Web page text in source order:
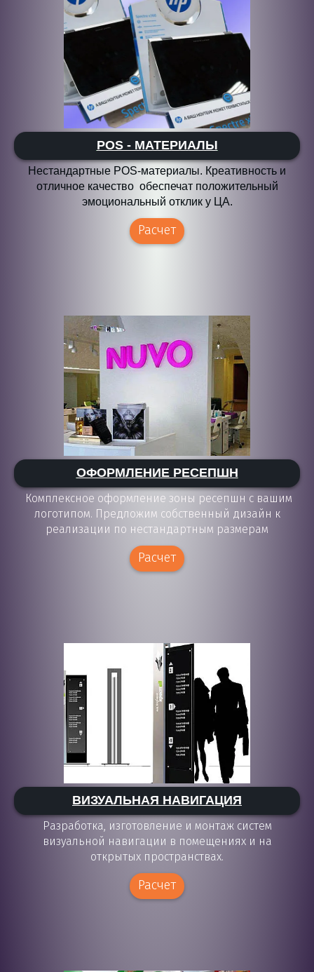
POS - МАТЕРИАЛЫ
Нестандартные POS-материалы. Креативность и
отличное качество обеспечат положительный
эмоциональный отклик у ЦА.
Расчет
ОФОРМЛЕНИЕ РЕСЕПШН
Комплексное оформление зоны ресепшн с вашим
логотипом. Предложим собственный дизайн к
реализации по нестандартным размерам
Расчет
ВИЗУАЛЬНАЯ НАВИГАЦИЯ
Разработка, изготовление и монтаж систем
визуальной навигации в помещениях и на
открытых пространствах.
Расчет